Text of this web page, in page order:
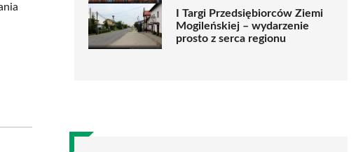
I Targi Przedsiębiorców Ziemi
Mogileńskiej – wydarzenie
prosto z serca regionu